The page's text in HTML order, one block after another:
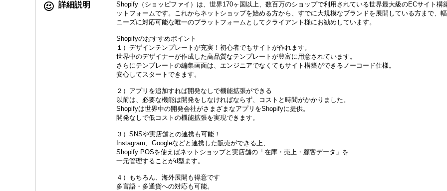
詳細説明
Shopify（ショッピファイ）は、世界170ヶ国以上、数百万のショップで利用されている世界最大級のECサイト構
ットフォームです。これからネットショップを始める方から、すでに大規模なブランドを展開している方まで、
ニーズに対応可能な唯一のプラットフォームとしてクライアント様にお勧めしています。
Shopifyのおすすめポイント
１）デザインテンプレートが充実！初心者でもサイトが作れます。
世界中のデザイナーが作成した高品質なテンプレートが豊富に用意されています。
さらにテンプレートの編集画面は、エンジニアでなくてもサイト構築ができるノーコード仕様。
安心してスタートできます。
２）アプリを追加すれば開発なしで機能拡張ができる
以前は、必要な機能は開発をしなければならず、コストと時間がかかりました。
Shopifyは世界中の開発会社がさまざまなアプリをShopifyに提供。
開発なしで低コストの機能拡張を実現できます。
３）SNSや実店舗との連携も可能！
Instagram、Googleなどと連携した販売ができる上、
Shopify POSを使えばネットショップと実店舗の「在庫・売上・顧客データ」を
一元管理することがd型ます。
４）もちろん、海外展開も得意です
多言語・多通貨への対応も可能。